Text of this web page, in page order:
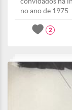
no ano de 1975.
2